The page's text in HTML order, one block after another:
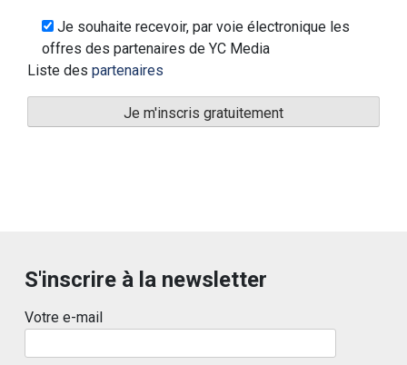
Je souhaite recevoir, par voie électronique les
offres des partenaires de YC Media
Liste des partenaires
S'inscrire à la newsletter
Votre e-mail